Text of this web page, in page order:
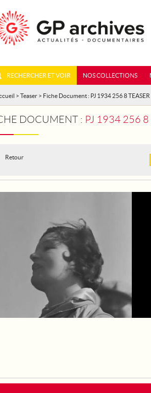
RECHERCHER ET VOIR NOS COLLECTIONS
> Teaser > Fiche Document : PJ 1934 256 8 TEASER
DOCUMENT : PJ 1934 256 8
Retour